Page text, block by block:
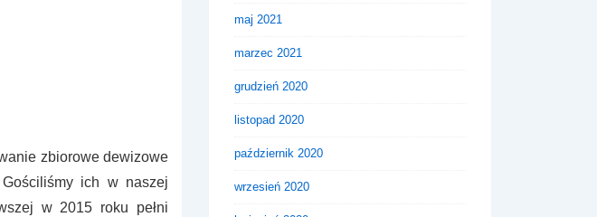
zbiorowe dewizowe
ich w naszej
w 2015 roku pełni
maj 2021
marzec 2021
grudzień 2020
listopad 2020
październik 2020
wrzesień 2020